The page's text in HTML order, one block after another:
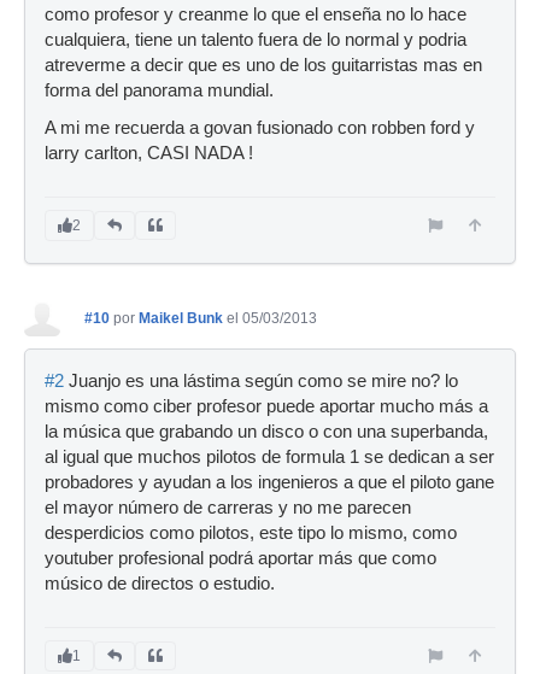
como profesor y creanme lo que el enseña no lo hace
cualquiera, tiene un talento fuera de lo normal y podria
atreverme a decir que es uno de los guitarristas mas en
forma del panorama mundial.
A mi me recuerda a govan fusionado con robben ford y
larry carlton, CASI NADA !
2
#10 por Maikel Bunk el 05/03/2013
#2 Juanjo es una lástima según como se mire no? lo
mismo como ciber profesor puede aportar mucho más a
la música que grabando un disco o con una superbanda,
al igual que muchos pilotos de formula 1 se dedican a ser
probadores y ayudan a los ingenieros a que el piloto gane
el mayor número de carreras y no me parecen
desperdicios como pilotos, este tipo lo mismo, como
youtuber profesional podrá aportar más que como
músico de directos o estudio.
1